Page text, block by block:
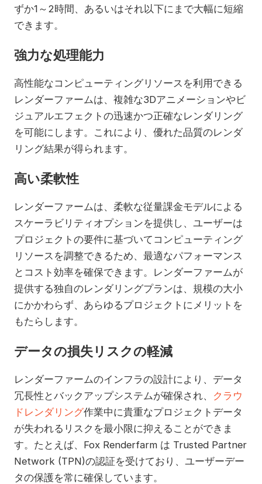
ずか1～2時間、あるいはそれ以下にまで大幅に短縮
できます。
強力な処理能力
高性能なコンピューティングリソースを利用できる
レンダーファームは、複雑な3Dアニメーションやビ
ジュアルエフェクトの迅速かつ正確なレンダリング
を可能にします。これにより、優れた品質のレンダ
リング結果が得られます。
高い柔軟性
レンダーファームは、柔軟な従量課金モデルによる
スケーラビリティオプションを提供し、ユーザーは
プロジェクトの要件に基づいてコンピューティング
リソースを調整できるため、最適なパフォーマンス
とコスト効率を確保できます。レンダーファームが
提供する独自のレンダリングプランは、規模の大小
にかかわらず、あらゆるプロジェクトにメリットを
もたらします。
データの損失リスクの軽減
レンダーファームのインフラの設計により、データ
冗長性とバックアップシステムが確保され、
クラウ
ドレンダリング作業中に貴重なプロジェクトデータ
が失われるリスクを最小限に抑えることができま
す。たとえば、Fox Renderfarm は Trusted Partner
Network (TPN)の認証を受けており、ユーザーデー
タの保護を常に確保しています。